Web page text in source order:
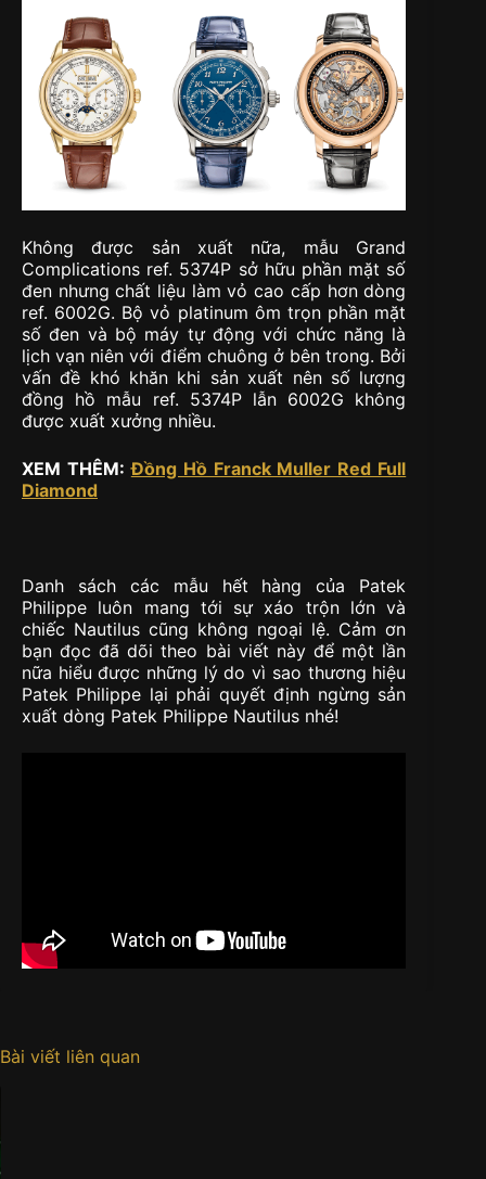
Không được sản xuất nữa, mẫu Grand
Complications ref. 5374P sở hữu phần mặt số
đen nhưng chất liệu làm vỏ cao cấp hơn dòng
ref. 6002G. Bộ vỏ platinum ôm trọn phần mặt
số đen và bộ máy tự động với chức năng là
lịch vạn niên với điểm chuông ở bên trong. Bởi
vấn đề khó khăn khi sản xuất nên số lượng
đồng hồ mẫu ref. 5374P lẫn 6002G không
được xuất xưởng nhiều.
XEM THÊM:Đồng Hồ Franck Muller Red Full
Diamond
Danh sách các mẫu hết hàng của Patek
Philippe luôn mang tới sự xáo trộn lớn và
chiếc Nautilus cũng không ngoại lệ. Cảm ơn
bạn đọc đã dõi theo bài viết này để một lần
nữa hiểu được những lý do vì sao thương hiệu
Patek Philippe lại phải quyết định ngừng sản
xuất dòng Patek Philippe Nautilus nhé!
Bài viết liên quan